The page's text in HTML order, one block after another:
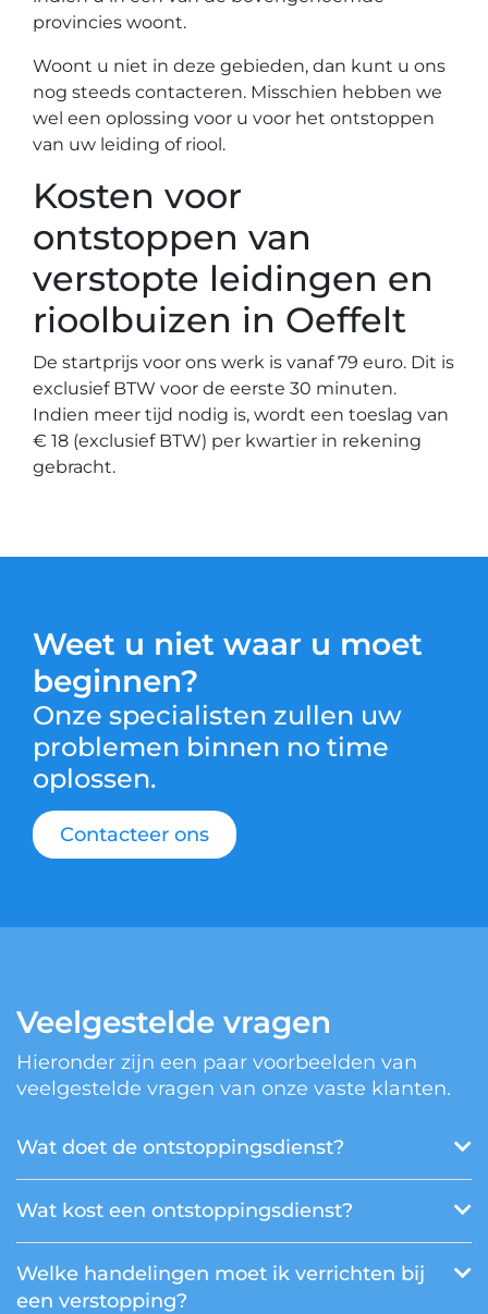
provincies woont.
Woont u niet in deze gebieden, dan kunt u ons
nog steeds contacteren. Misschien hebben we
wel een oplossing voor u voor het ontstoppen
van uw leiding of riool.
Kosten voor
ontstoppen van
verstopte leidingen en
rioolbuizen in Oeffelt
De startprijs voor ons werk is vanaf 79 euro. Dit is
exclusief BTW voor de eerste 30 minuten.
Indien meer tijd nodig is, wordt een toeslag van
€ 18 (exclusief BTW) per kwartier in rekening
gebracht.
Weet u niet waar u moet
beginnen?
Onze specialisten zullen uw
problemen binnen no time
oplossen.
Contacteer ons
Veelgestelde vragen
Hieronder zijn een paar voorbeelden van
veelgestelde vragen van onze vaste klanten.
Wat doet de ontstoppingsdienst?
Wat kost een ontstoppingsdienst?
Welke handelingen moet ik verrichten bij
een verstopping?